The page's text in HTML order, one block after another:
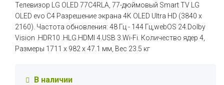
Телевизор LG OLED 77C4RLA, 77-дюймовый Smart TV LG
OLED evo C4 Разрешение экрана 4K OLED Ultra HD (3840 x
2160). Частота обновления: 48 Гц - 144 Гц,webOS 24.Dolby
Vision .HDR10 .HLG.HDMI 4.USB 3.Wi-Fi. Количество ядер 4,
Размеры 1711 x 982 x 47.1 мм, Вес 23.5 кг
В наличии